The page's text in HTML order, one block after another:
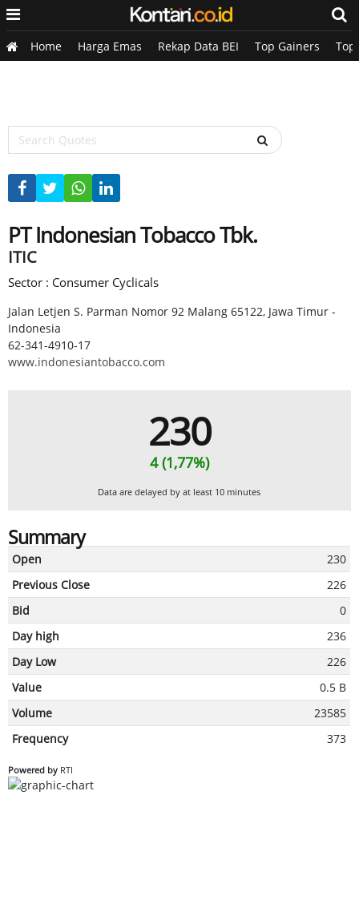
Home Harga Emas Rekap Data BEI Top Gainers Top
PT Indonesian Tobacco Tbk.
ITIC
Sector : Consumer Cyclicals
Jalan Letjen S. Parman Nomor 92 Malang 65122, Jawa Timur -
Indonesia
62-341-4910-17
www.indonesiantobacco.com
230
4 (1,77%)
Data are delayed by at least 10 minutes
Summary
Open
230
Previous Close
226
Bid
0
Day high
236
Day Low
226
Value
0.5 B
Volume
23585
Frequency
373
Powered by RTI